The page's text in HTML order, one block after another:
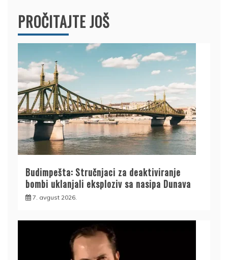
PROČITAJTE JOŠ
Budimpešta: Stručnjaci za deaktiviranje
bombi uklanjali eksploziv sa nasipa Dunava
7. avgust 2026.